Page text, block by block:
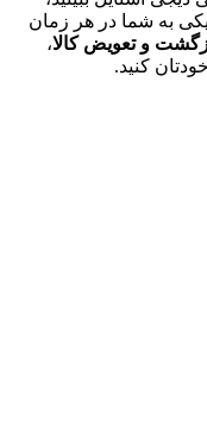
به شما در هر زمان
،